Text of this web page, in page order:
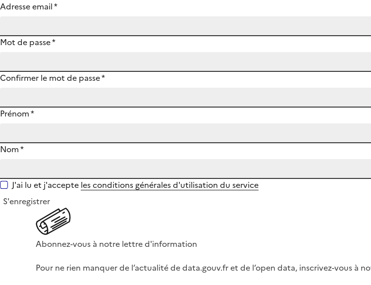
Adresse email*
Mot de passe*
Confirmer le mot de passe*
Prénom*
Nom*
J'ai lu et j'accepte les conditions générales d'utilisation du service
S'enregistrer
Abonnez-vous à notre lettre d'information
Pour ne rien manquer de l’actualité de data.gouv.fr et de l’open data, inscrivez-vous à